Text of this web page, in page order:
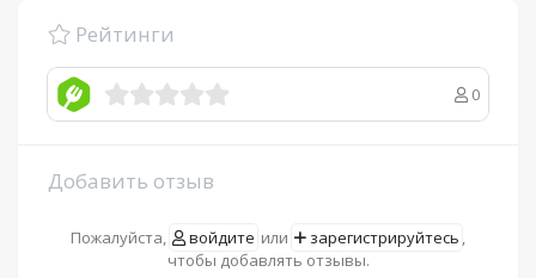
Рейтинги
0
Добавить отзыв
Пожалуйста, войдите или зарегистрируйтесь ,
чтобы добавлять отзывы.